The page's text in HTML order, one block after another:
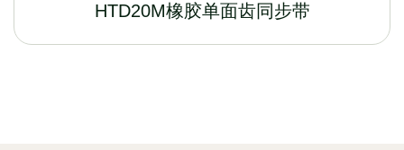
HTD20M橡胶单面齿同步带